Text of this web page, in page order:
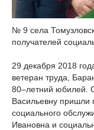
№ 9 села
получателей
29 декабря 2018
ветеран труда,
80–летний юбилей.
Васильевну пришли
социального
Ивановна и